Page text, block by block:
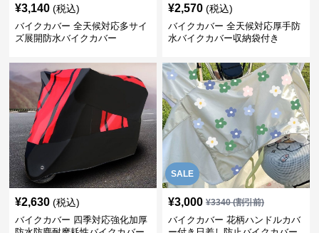
¥3,140 (税込)
バイクカバー 全天候対応多サイ
ズ展開防水バイクカバー
¥2,570 (税込)
バイクカバー 全天候対応厚手防
水バイクカバー収納袋付き
¥2,630 (税込)
バイクカバー 四季対応強化加厚
SALE
¥3,000 ¥3340(割引前)
バイクカバー 花柄ハンドルカバ